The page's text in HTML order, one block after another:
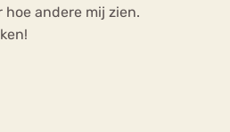
andere mij zien.